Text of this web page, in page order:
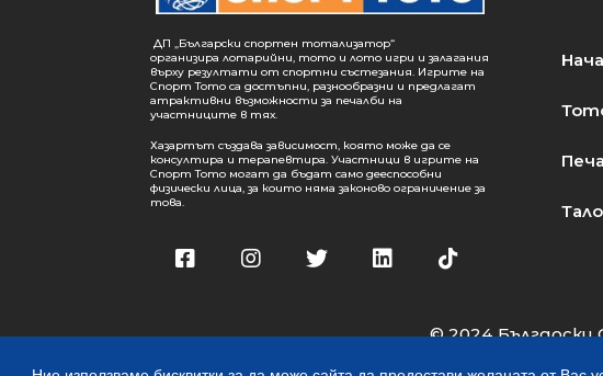
ДП „Български спортен тотализатор“
организира лотарийни, тото и лото игри и залагания
върху резултати от спортни състезания. Игрите на
Спорт Тото са достъпни, разнообразни и предлагат
атрактивни възможности за печалби на
участниците в тях.
Хазартът създава зависимост, която може да се
консултира и терапевтира. Участници в игрите на
Спорт Тото могат да бъдат само дееспособни
физически лица, за които няма законово ограничение за
това.
© 2024 Български